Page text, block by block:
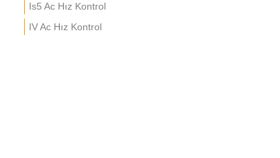
Is5 Ac Hız Kontrol
IV Ac Hız Kontrol